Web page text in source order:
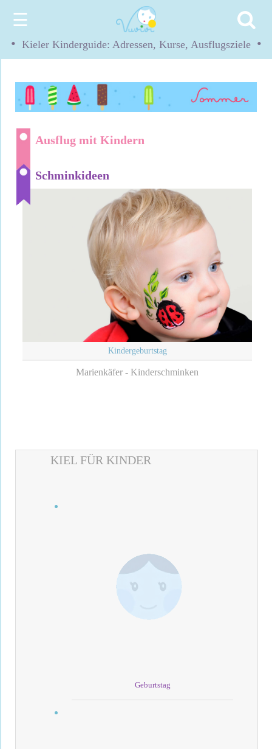
☰
• Kieler Kinderguide: Adressen, Kurse, Ausflugsziele •
Ausflug mit Kindern
Schminkideen
Kindergeburtstag
Marienkäfer - Kinderschminken
KIEL FÜR KINDER
Geburtstag